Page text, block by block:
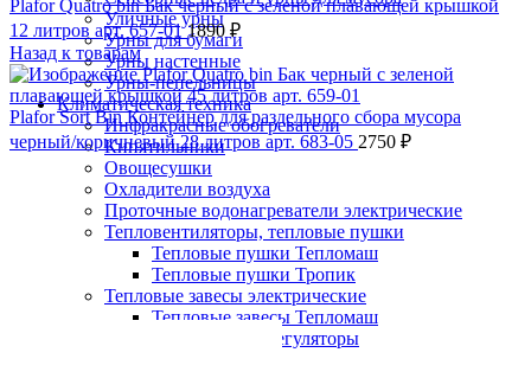
Уличные урны
Урны для бумаги
Урны настенные
Урны-пепельницы
Климатическая техника
Инфракрасные обогреватели
Кипятильники
Овощесушки
Охладители воздуха
Проточные водонагреватели электрические
Тепловентиляторы, тепловые пушки
Тепловые пушки Тепломаш
Тепловые пушки Тропик
Тепловые завесы электрические
Тепловые завесы Тепломаш
Электронные терморегуляторы
Plafor Quatro bin Бак черный с зеленой плавающей крышкой
12 литров арт. 657-011890 ₽
Назад к товарам
Plafor Sort Bin Контейнер для раздельного сбора мусора
черный/коричневый 28 литров арт. 683-05 2750 ₽
Нажмите, чтобы увеличить